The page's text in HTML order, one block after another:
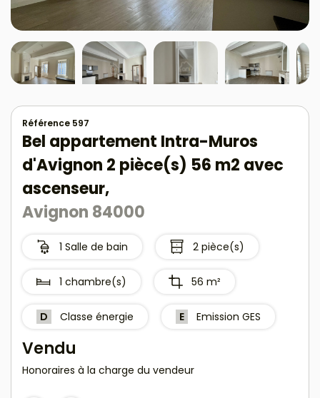
Référence 597
Bel appartement Intra-Muros
d'Avignon 2 pièce(s) 56 m2 avec
ascenseur,
Avignon 84000
1 Salle de bain 2 pièce(s)
1 chambre(s) 56 m²
D Classe énergie E Emission GES
Vendu
Honoraires à la charge du vendeur